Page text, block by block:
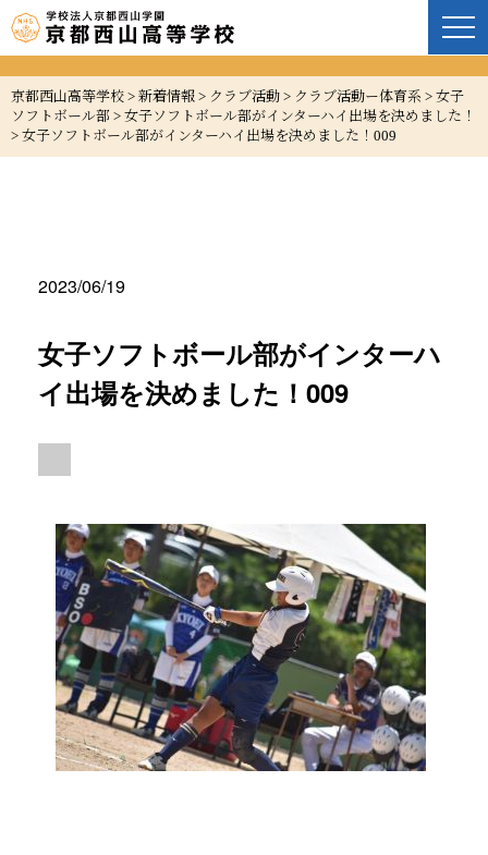
京都西山高等学校 > 新着情報 > クラブ活動 > クラブ活動ー体育系 > 女子
ソフトボール部 > 女子ソフトボール部がインターハイ出場を決めました！
> 女子ソフトボール部がインターハイ出場を決めました！009
2023/06/19
女子ソフトボール部がインターハ
イ出場を決めました！009